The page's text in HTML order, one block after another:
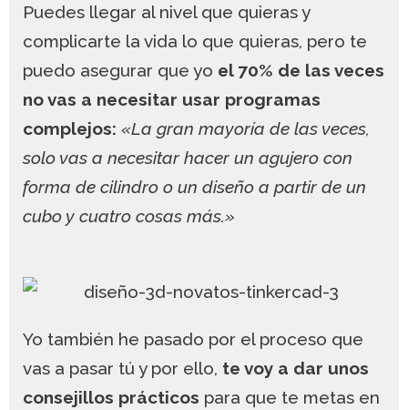
Puedes llegar al nivel que quieras y
complicarte la vida lo que quieras, pero te
puedo asegurar que yo el 70% de las veces
no vas a necesitar usar programas
complejos: «La gran mayoría de las veces,
solo vas a necesitar hacer un agujero con
forma de cilindro o un diseño a partir de un
cubo y cuatro cosas más.»
Yo también he pasado por el proceso que
vas a pasar tú y por ello, te voy a dar unos
consejillos prácticos para que te metas en